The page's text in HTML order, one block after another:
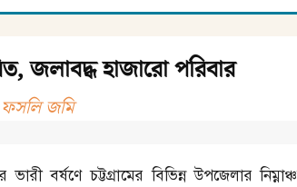
জলাবদ্ধ হাজারো পরিবার
ফসলি জমি
ভারী বর্ষণে চট্টগ্রামের বিভিন্ন উপজেলার